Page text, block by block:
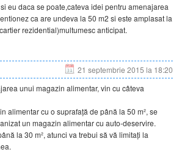
eu daca se poate,cateva idei pentru amenajarea
ca are undeva la 50 m2 si este amplasat la
rezidential)multumesc anticipat.
21 septembrie 2015 la 18:20
unui magazin alimentar, vin cu câteva
alimentar cu o suprafață de până la 50 m², se
un magazin alimentar cu auto-deservire.
la 30 m², atunci va trebui să vă limitați la